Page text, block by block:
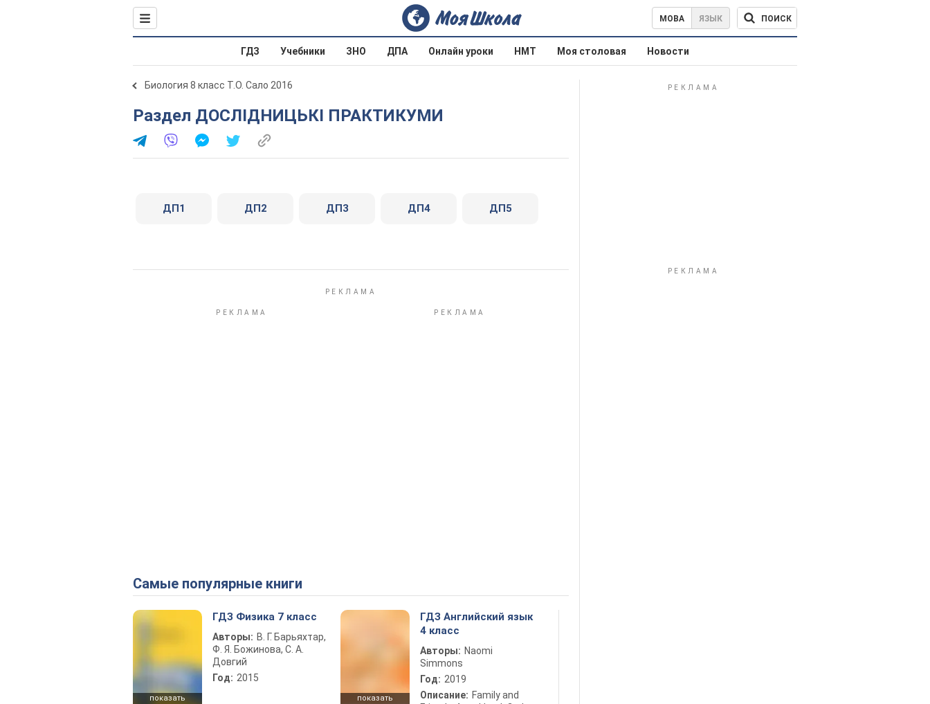
МОВА ЯЗЫК ПОИСК
ГДЗ Учебники ЗНО ДПА Онлайн уроки НМТ Моя столовая Новости
Биология 8 класс Т.О. Сало 2016
Раздел ДОСЛІДНИЦЬКІ ПРАКТИКУМИ
ДП1 ДП2 ДП3 ДП4 ДП5
Самые популярные книги
показать
ГДЗ Физика 7 класс
Авторы: В. Г. Барьяхтар,
Ф. Я. Божинова, С. А.
Довгий
Год: 2015
показать
ГДЗ Английский язык
4 класс
Авторы: Naomi
Simmons
Год: 2019
Описание: Family and